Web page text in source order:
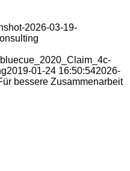
2026-03-19-
2019-01-24 16:50:542026-
bessere Zusammenarbeit